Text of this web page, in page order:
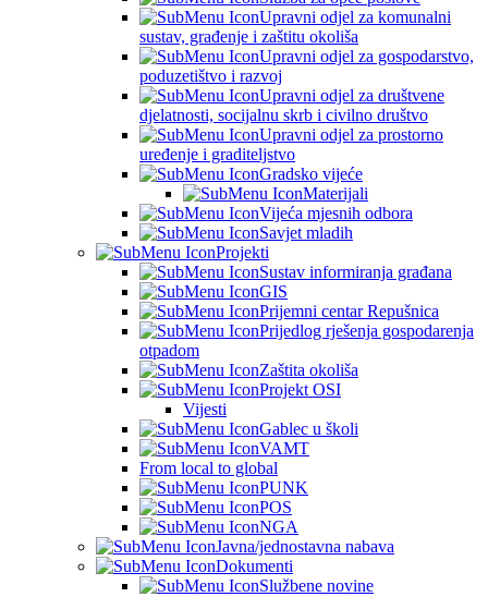
Upravni odjel za komunalni
sustav, građenje i zaštitu okoliša
Upravni odjel za gospodarstvo,
poduzetištvo i razvoj
Upravni odjel za društvene
djelatnosti, socijalnu skrb i civilno društvo
Upravni odjel za prostorno
uređenje i graditeljstvo
Gradsko vijeće
Materijali
Vijeća mjesnih odbora
Savjet mladih
Projekti
Sustav informiranja građana
GIS
Prijemni centar Repušnica
Prijedlog rješenja gospodarenja
otpadom
Zaštita okoliša
Projekt OSI
Vijesti
Gablec u školi
VAMT
From local to global
PUNK
POS
NGA
Javna/jednostavna nabava
Dokumenti
Službene novine